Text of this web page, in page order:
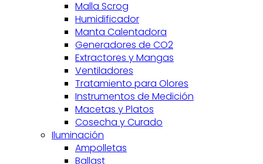
Malla Scrog
Humidificador
Manta Calentadora
Generadores de CO2
Extractores y Mangas
Ventiladores
Tratamiento para Olores
Instrumentos de Medición
Macetas y Platos
Cosecha y Curado
Iluminación
Ampolletas
Ballast